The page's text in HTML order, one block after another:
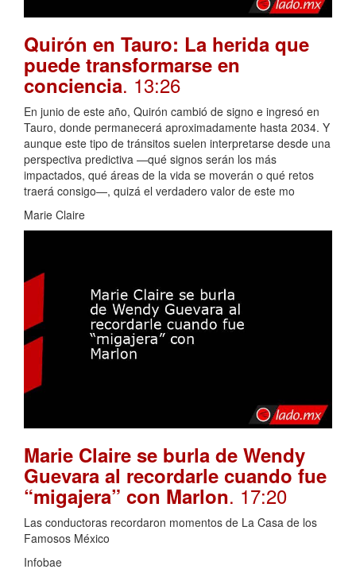
Quirón en Tauro: La herida que
puede transformarse en
conciencia. 13:26
En junio de este año, Quirón cambió de signo e ingresó en
Tauro, donde permanecerá aproximadamente hasta 2034. Y
aunque este tipo de tránsitos suelen interpretarse desde una
perspectiva predictiva —qué signos serán los más
impactados, qué áreas de la vida se moverán o qué retos
traerá consigo—, quizá el verdadero valor de este mo
Marie Claire
Marie Claire se burla de Wendy
Guevara al recordarle cuando fue
“migajera” con Marlon. 17:20
Las conductoras recordaron momentos de La Casa de los
Famosos México
Infobae